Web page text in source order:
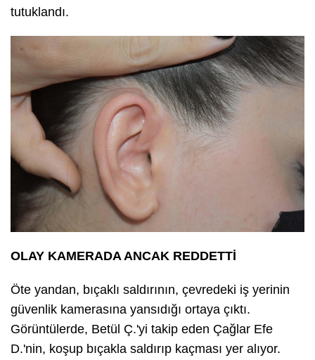
tutuklandı.
OLAY KAMERADA ANCAK REDDETTİ
Öte yandan, bıçaklı saldırının, çevredeki iş yerinin
güvenlik kamerasına yansıdığı ortaya çıktı.
Görüntülerde, Betül Ç.'yi takip eden Çağlar Efe
D.'nin, koşup bıçakla saldırıp kaçması yer alıyor.